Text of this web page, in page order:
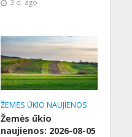
3 d. ago
ŽEMĖS ŪKIO NAUJIENOS
Žemės ūkio
naujienos: 2026-08-05